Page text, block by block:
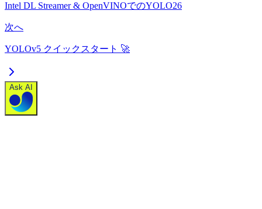
Intel DL Streamer & OpenVINOでのYOLO26
次へ
YOLOv5 クイックスタート 🚀
Ask AI